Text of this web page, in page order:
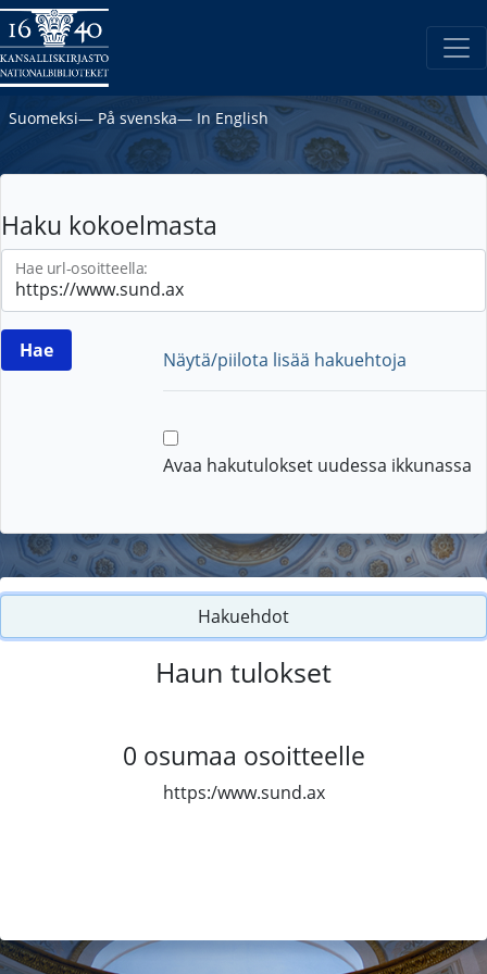
Suomeksi― På svenska― In English
Haku kokoelmasta
Hae url-osoitteella:
Näytä/piilota lisää hakuehtoja
Avaa hakutulokset uudessa ikkunassa
Hakuehdot
Haun tulokset
0 osumaa osoitteelle
https:/www.sund.ax